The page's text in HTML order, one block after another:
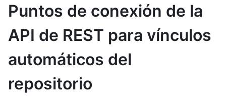
Puntos de conexión de la
API de REST para vínculos
automáticos del
repositorio